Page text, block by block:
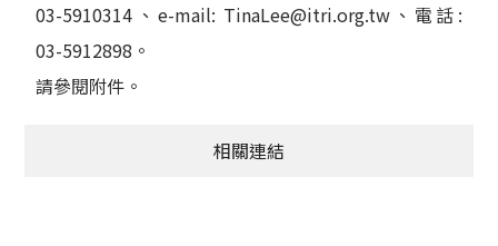
03-5910314、e-mail: TinaLee@itri.org.tw、電話:
03-5912898。
請參閱附件。
相關連結